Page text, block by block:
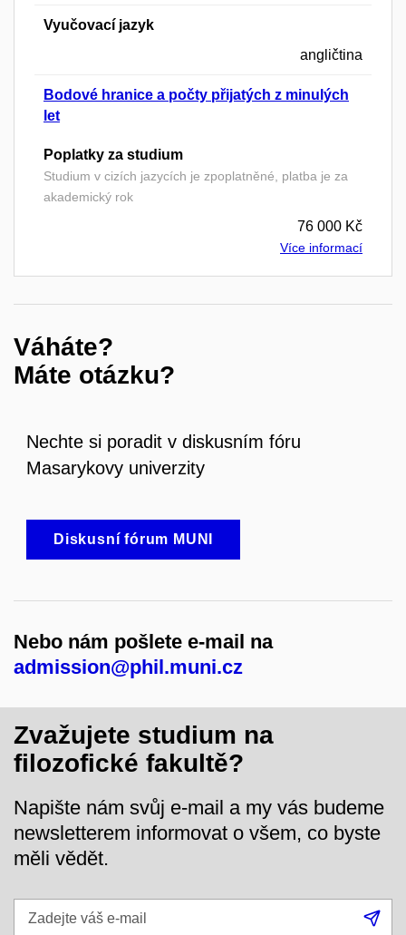
Vyučovací jazyk
angličtina
Bodové hranice a počty přijatých z minulých
let
Poplatky za studium
Studium v cizích jazycích je zpoplatněné, platba je za
akademický rok
76 000 Kč
Více informací
Váháte?
Máte otázku?
Nechte si poradit v diskusním fóru
Masarykovy univerzity
Diskusní fórum MUNI
Nebo nám pošlete e-mail na
admission@phil.muni.cz
Zvažujete studium na
filozofické fakultě?
Napište nám svůj e-mail a my vás budeme
newsletterem informovat o všem, co byste
měli vědět.